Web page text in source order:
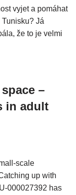
vyjet a pomáhat
Já
že to je velmi
–
in adult
scale
up with
000027392 has